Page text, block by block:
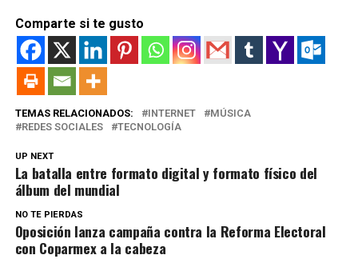
Comparte si te gusto
TEMAS RELACIONADOS: INTERNET
MÚSICA
REDES SOCIALES
TECNOLOGÍA
UP NEXT
La batalla entre formato digital y formato físico del
álbum del mundial
NO TE PIERDAS
Oposición lanza campaña contra la Reforma Electoral
con Coparmex a la cabeza